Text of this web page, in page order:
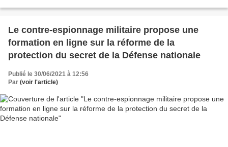
Le contre-espionnage militaire propose une
formation en ligne sur la réforme de la
protection du secret de la Défense nationale
Publié le 30/06/2021 à 12:56
Par (voir l'article)